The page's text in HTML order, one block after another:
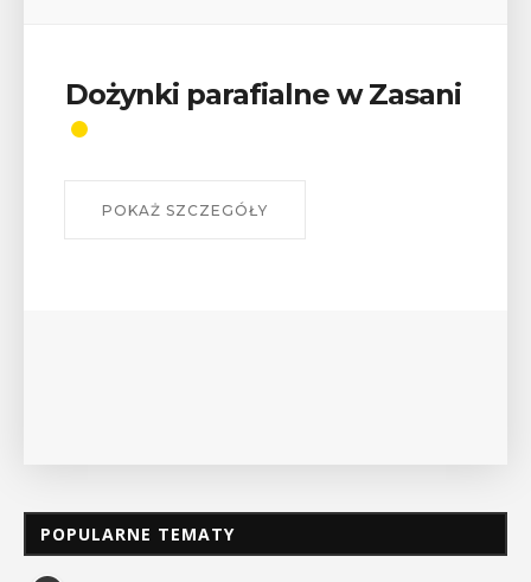
Zasani
Wykład „Jak zdobyć
W środę 12 sierpnia o godz. 17 w
POPULARNE TEMATY